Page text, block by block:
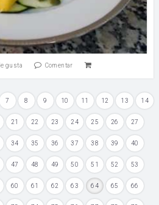
gusta Comentar
7 8 9 10 11 12 13 14
21 22 23 24 25 26 27
34 35 36 37 38 39 40
47 48 49 50 51 52 53
60 61 62 63 64 65 66